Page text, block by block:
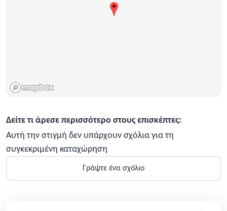
Δείτε τι άρεσε περισσότερο στους επισκέπτες:
Αυτή την στιγμή δεν υπάρχουν σχόλια για τη
συγκεκριμένη καταχώρηση
Γράψτε ένα σχόλιο